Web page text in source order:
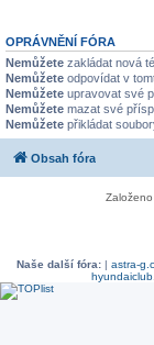
OPRÁVNĚNÍ FÓRA
Nemůžete zakládat nová
Nemůžete odpovídat v
Nemůžete upravovat své
Nemůžete mazat své
Nemůžete přikládat
Obsah fóra
Naše další fóra: | astra-